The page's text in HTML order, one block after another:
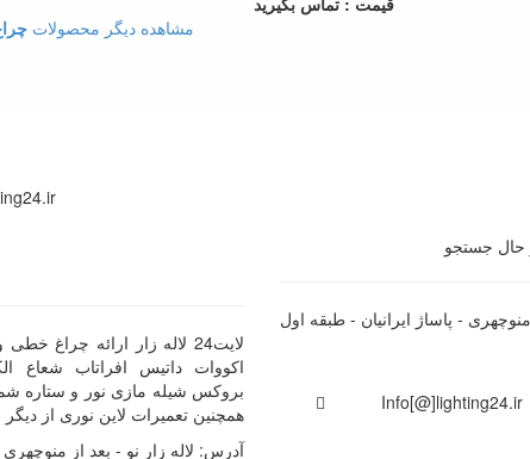
مشاهده دیگر محصولات
حال جستجو
اکووات داتیس افراتاب شعاع
بروکس شیله مازی نور و ستاره
همچنین تعمیرات لاین نوری از
آدرس: لاله زار نو - بعد از منوچهری
- پاساژ ایرانیان - طبقه اول
Info[@]lighting24.ir